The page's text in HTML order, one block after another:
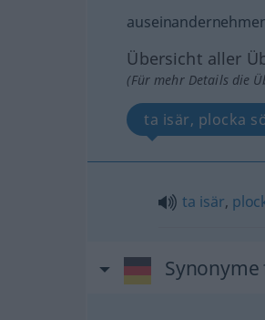
Übersicht aller
(Für mehr Details die
ta isär, plocka
ta isär,